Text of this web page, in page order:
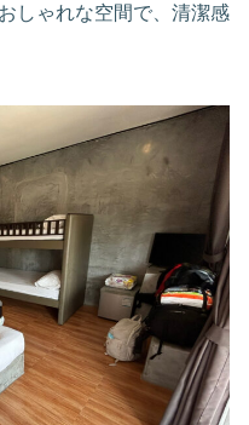
しゃれな空間で、清潔感